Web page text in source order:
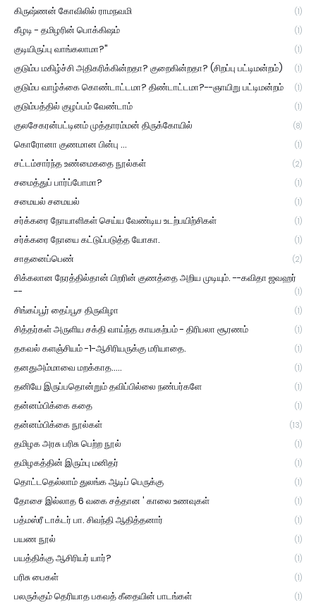
கிருஷ்ணன் கோவிலில் ராமநவமி (1)
கீழடி - தமிழரின் பொக்கிஷம் (1)
குடியிருப்பு வாங்கலாமா?" (1)
குடும்ப மகிழ்ச்சி அதிகரிக்கின்றதா? குறைகின்றதா? (சிறப்பு பட்டிமன்றம்) (1)
குடும்ப வாழ்க்கை கொண்டாட்டமா? திண்டாட்டமா?--ஞாயிறு பட்டிமன்றம் (1)
குடும்பத்தில் குழப்பம் வேண்டாம் (1)
குலசேகரன்பட்டினம் முத்தாரம்மன் திருக்கோயில் (8)
கொரோனா குணமான பின்பு ... (1)
சட்டம்சார்ந்த உண்மைகதை நூல்கள் (2)
சமைத்துப் பார்ப்போமா? (1)
சமையல் சமையல் (1)
சர்க்கரை நோயாளிகள் செய்ய வேண்டிய உடற்பயிற்சிகள் (1)
சர்க்கரை நோயை கட்டுப்படுத்த யோகா. (1)
சாதனைப்பெண் (2)
சிக்கலான நேரத்தில்தான் பிறரின் குணத்தை அறிய முடியும். --கவிதா ஜவஹர்
--
(1)
சிங்கப்பூர் தைப்பூச திருவிழா (1)
சித்தர்கள் அருளிய சக்தி வாய்ந்த காயகற்பம் - திரிபலா சூரணம் (1)
தகவல் களஞ்சியம் -1-ஆசிரியருக்கு மரியாதை. (1)
தனதுஅம்மாவை மறக்காத..... (1)
தனியே இருப்பதொன்றும் தவிப்பில்லை நண்பர்களே (1)
தன்னம்பிக்கை கதை (1)
தன்னம்பிக்கை நூல்கள் (13)
தமிழக அரசு பரிசு பெற்ற நூல் (1)
தமிழகத்தின் இரும்பு மனிதர் (1)
தொட்டதெல்லாம் துலங்க ஆடிப் பெருக்கு (1)
தோசை இல்லாத 6 வகை சத்தான ' காலை உணவுகள் (1)
பத்மஸ்ரீ டாக்டர் பா. சிவந்தி ஆதித்தனார் (1)
பயண நூல் (1)
பயத்திக்கு ஆசிரியர் யார்? (1)
பரிசு பைகள் (1)
பலருக்கும் தெரியாத பகவத் கீதையின் பாடங்கள் (1)